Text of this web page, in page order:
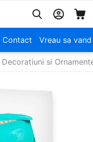
Contact Vreau sa
Decoratiuni si